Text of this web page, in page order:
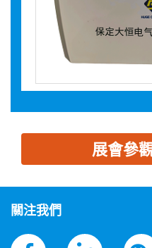
展會參
關注我們